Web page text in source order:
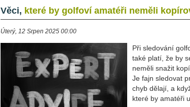
Věci, které by golfoví amatéři neměli
Úterý, 12 Srpen 2025 00:00
Při sledování
také platí, že by
neměli snažit
Je fajn sledovat
chyb dělají, a
které by amatéři